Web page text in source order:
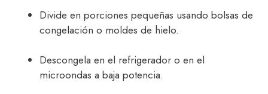
Divide en porciones pequeñas usando bolsas de
congelación o moldes de hielo.
Descongela en el refrigerador o en el
microondas a baja potencia.